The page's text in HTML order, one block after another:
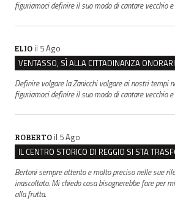
figuriamoci definire il suo modo di cantare vecchio
ELIO il 5 Ago
Definire volgare la Zanicchi volgare ai nostri tempi
figuriamoci definire il suo modo di cantare vecchio
ROBERTO il 5 Ago
Bertoni sempre attento e molto preciso nelle sue
inascoltato. Mi chiedo cosa bisognerebbe fare per
alla frutta.